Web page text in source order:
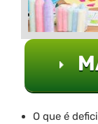
O que é